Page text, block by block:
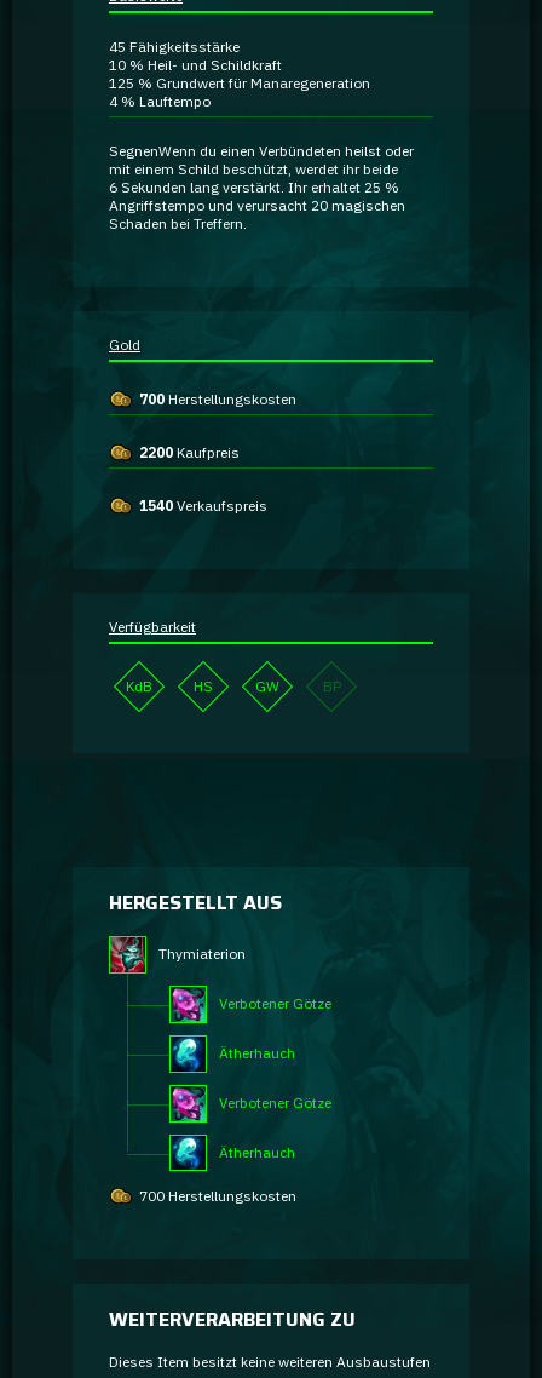
GA Coachie Chat
45 Fähigkeitsstärke
10 % Heil- und Schildkraft
125 % Grundwert für Manaregeneration
4 % Lauftempo
SegnenWenn du einen Verbündeten heilst oder
mit einem Schild beschützt, werdet ihr beide
6 Sekunden lang verstärkt. Ihr erhaltet 25 %
Angriffstempo und verursacht 20 magischen
Schaden bei Treffern.
Gold
700 Herstellungskosten
2200 Kaufpreis
1540 Verkaufspreis
Verfügbarkeit
KdB HS GW BP
HERGESTELLT AUS
Thymiaterion
Verbotener Götze
Ätherhauch
Verbotener Götze
Ätherhauch
700 Herstellungskosten
WEITERVERARBEITUNG ZU
Dieses Item besitzt keine weiteren Ausbaustufen